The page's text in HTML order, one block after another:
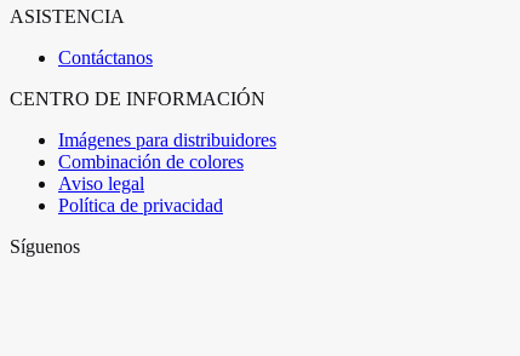
ASISTENCIA
Contáctanos
CENTRO DE INFORMACIÓN
Imágenes para distribuidores
Combinación de colores
Aviso legal
Política de privacidad
Síguenos